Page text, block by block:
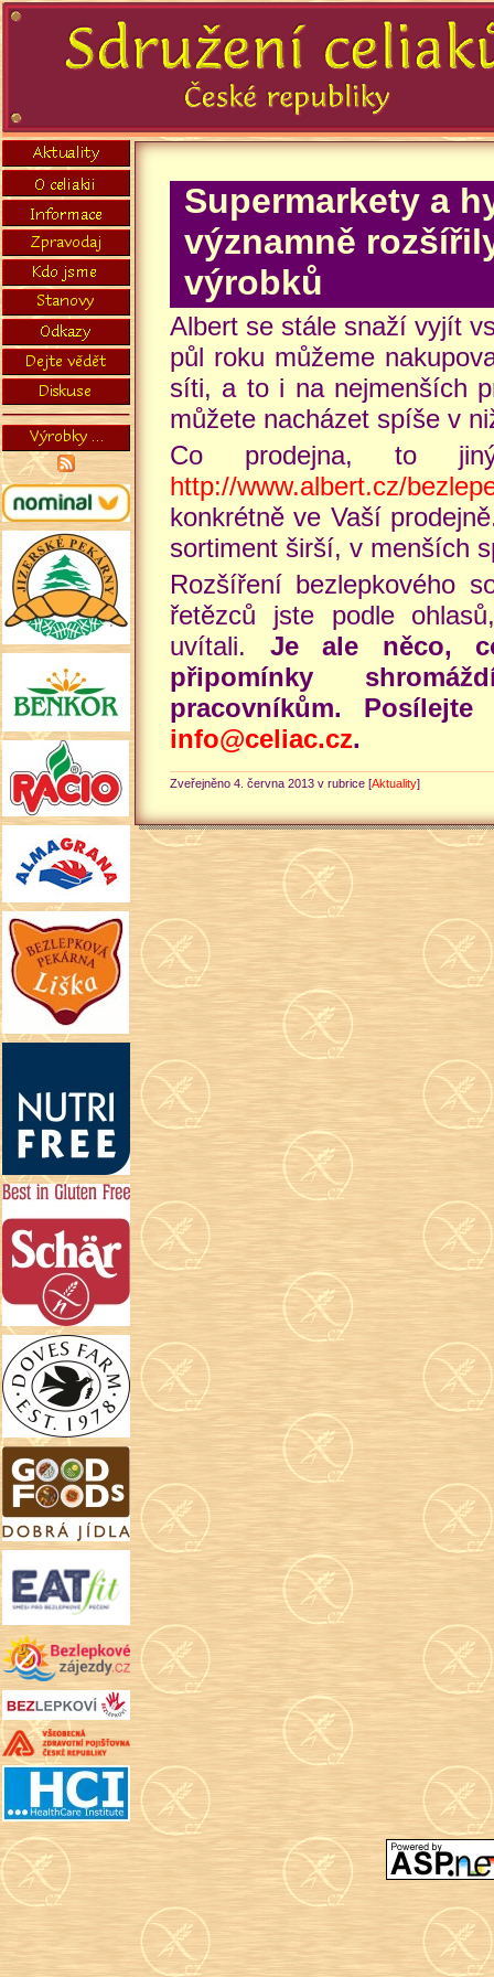
Supermarkety a
významně
výrobků
Albert se stále snaží vyjít
půl roku můžeme
síti, a to i na nejmenších
můžete nacházet spíše v
Co prodejna, to
http://www.albert.cz/
konkrétně ve Vaší
sortiment širší, v menších
Rozšíření bezlepkového
řetězců jste podle
uvítali. Je ale něco,
připomínky
pracovníkům.
info@celiac.cz.
Zveřejněno 4. června 2013 v rubrice [Aktuality]